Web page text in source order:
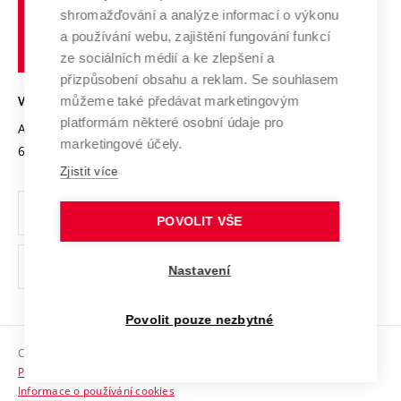
Transfer znalostí
Open Science
Projekty
Projekty ze strukturálních fondů
Specifický výzkum
Služby univerzity
Mezinárodní dohody
Univerzitní sítě
Udržitelná univerzita
Podnikavá univerzita / ContriBUTe
Bezpečná univerzita
Vyznamenání
Organizační struktura
Ochrana osobních údajů
odkaz)
Sociální bezpečí
HR Award
učení
technické
Brně
VYSOKÉ UČENÍ TECHNICKÉ V BRNĚ
Antonínská 548/1
602 00 Brno
www.vut.cz
vut@vutbr.cz
Copyright © 2026 VUT
Prohlášení o přístupnosti
Informace o používání cookies
shromažďování a analýze informací o výkonu
a používání webu, zajištění fungování funkcí
ze sociálních médií a ke zlepšení a
přizpůsobení obsahu a reklam. Se souhlasem
můžeme také předávat marketingovým
platformám některé osobní údaje pro
marketingové účely.
Zjistit více
POVOLIT VŠE
Nastavení
Povolit pouze nezbytné